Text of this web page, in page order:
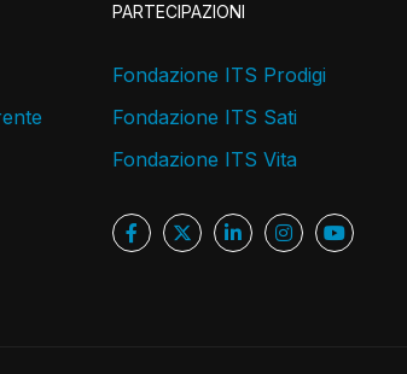
PARTECIPAZIONI
Fondazione ITS Prodigi
Fondazione ITS Sati
Fondazione ITS Vita